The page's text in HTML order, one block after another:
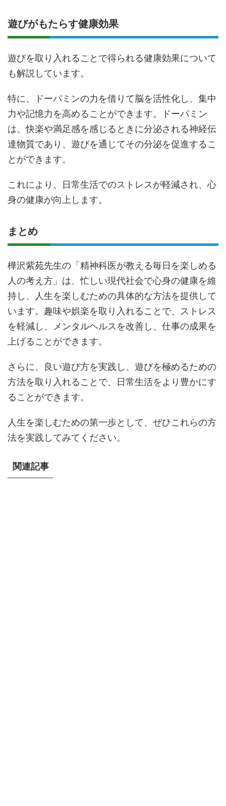
遊びがもたらす健康効果
遊びを取り入れることで得られる健康効果について
も解説しています。
特に、ドーパミンの力を借りて脳を活性化し、集中
力や記憶力を高めることができます。ドーパミン
は、快楽や満足感を感じるときに分泌される神経伝
達物質であり、遊びを通じてその分泌を促進するこ
とができます。
これにより、日常生活でのストレスが軽減され、心
身の健康が向上します。
まとめ
樺沢紫苑先生の「精神科医が教える毎日を楽しめる
人の考え方」は、忙しい現代社会で心身の健康を維
持し、人生を楽しむための具体的な方法を提供して
います。趣味や娯楽を取り入れることで、ストレス
を軽減し、メンタルヘルスを改善し、仕事の成果を
上げることができます。
さらに、良い遊び方を実践し、遊びを極めるための
方法を取り入れることで、日常生活をより豊かにす
ることができます。
人生を楽しむための第一歩として、ぜひこれらの方
法を実践してみてください。
関連記事